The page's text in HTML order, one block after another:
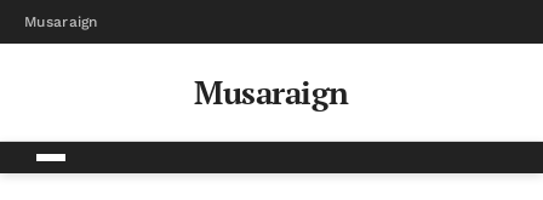
Musaraign
Musaraign